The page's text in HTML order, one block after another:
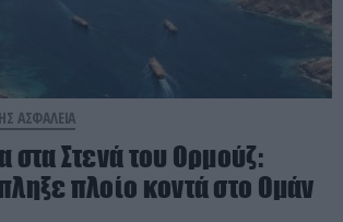
ΑΣΦΑΛΕΙΑ
στα Στενά του Ορμούζ:
πλοίο κοντά στο Ομάν